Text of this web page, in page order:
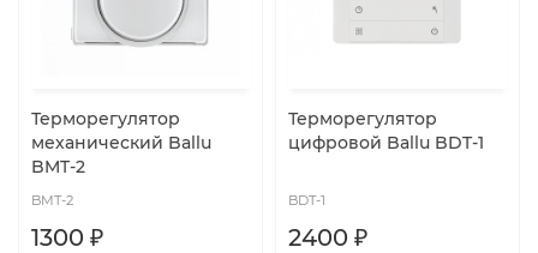
Терморегулятор
механический Ballu
BMT-2
BMT-2
1300 ₽
Терморегулятор
цифровой Ballu BDT-1
BDT-1
2400 ₽